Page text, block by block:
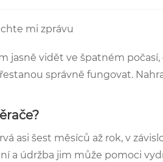
mi zprávu
jasně vidět ve špatném
správně fungovat.
asi šest měsíců až rok, v
a údržba jim může pomoci